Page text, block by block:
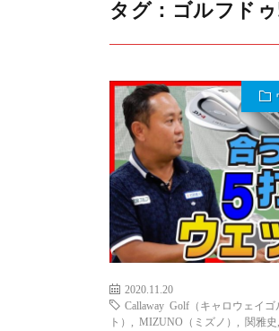
タグ：ゴルフド
2020.11.20
Callaway Golf（キャロウェイゴ
ト）
MIZUNO（ミズノ） 関雅史